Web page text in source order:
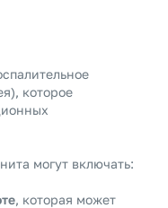
которое
могут включать:
, которая может